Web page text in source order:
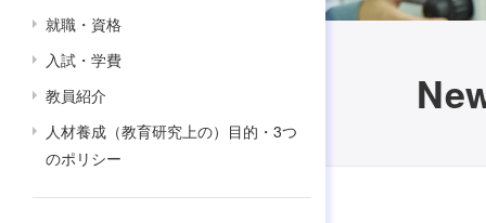
就職・資格
入試・学費
教員紹介
人材養成（教育研究上の）目的・3つ
のポリシー